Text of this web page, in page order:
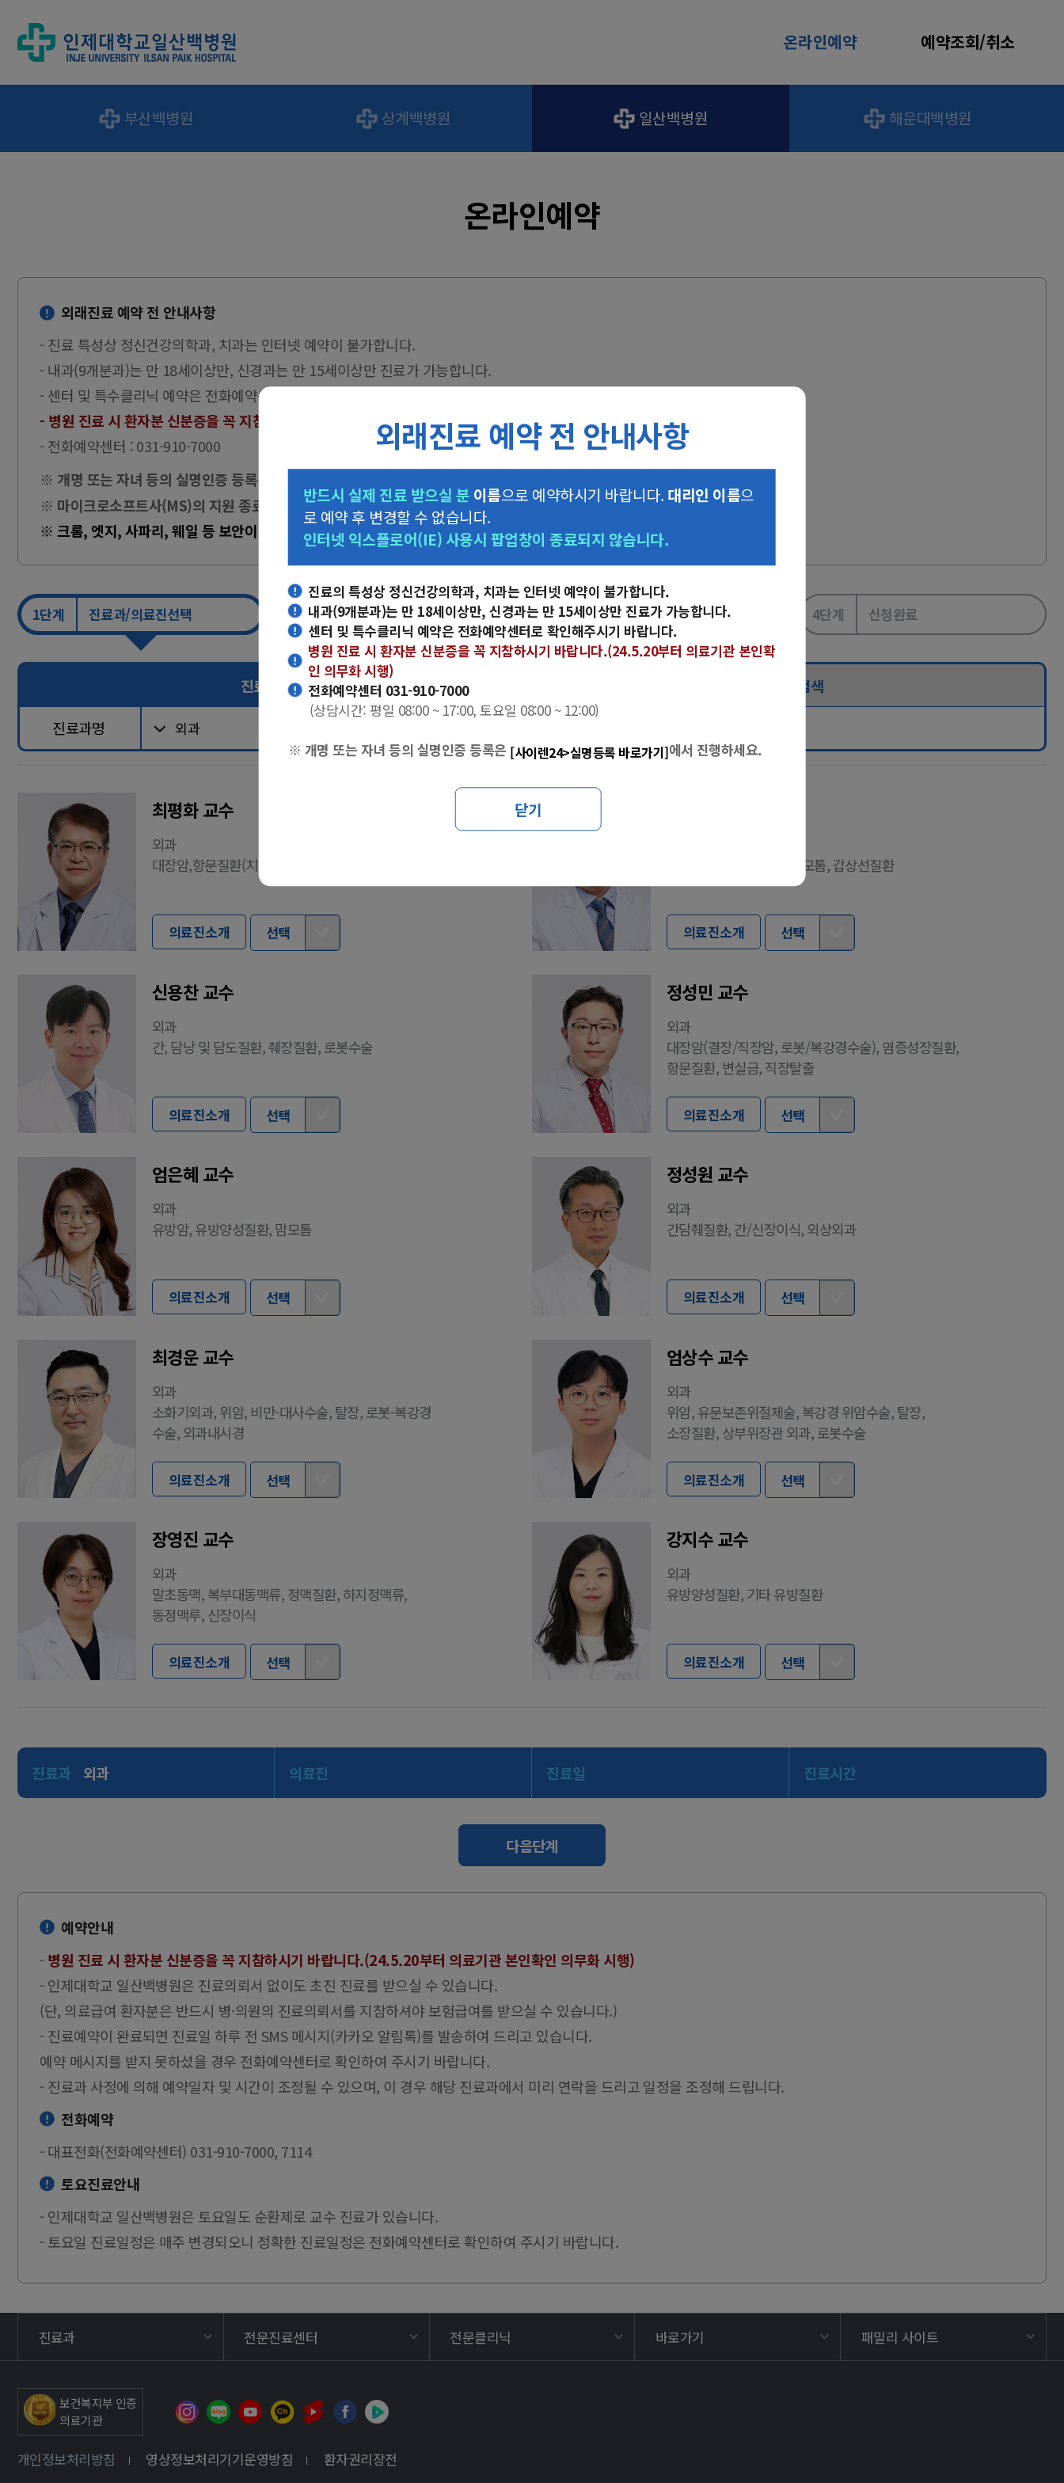
온라인예약 예약조회/취소
부산백병원 상계백병원 일산백병원 해운대백병원
외래진료 예약 전 안내사항
반드시 실제 진료 받으실 분 이름으로 예약하시기 바랍니다. 대리인 이름으
로 예약 후 변경할 수 없습니다.
인터넷 익스플로어(IE) 사용시 팝업창이 종료되지 않습니다.
진료의 특성상 정신건강의학과, 치과는 인터넷 예약이 불가합니다.
내과(9개분과)는 만 18세이상만, 신경과는 만 15세이상만 진료가 가능합니다.
센터 및 특수클리닉 예약은 전화예약센터로 확인해주시기 바랍니다.
병원 진료 시 환자분 신분증을 꼭 지참하시기 바랍니다.(24.5.20부터 의료기관 본인확
인 의무화 시행)
전화예약센터 031-910-7000
(상담시간: 평일 08:00 ~ 17:00, 토요일 08:00 ~ 12:00)
※ 개명 또는 자녀 등의 실명인증 등록은 [사이렌24>실명등록 바로가기]에서 진행하세요.
닫기
온라인예약
외래진료 예약 전 안내사항
- 진료 특성상 정신건강의학과, 치과는 인터넷 예약이 불가합니다.
- 내과(9개분과)는 만 18세이상만, 신경과는 만 15세이상만 진료가 가능합니다.
- 센터 및 특수클리닉 예약은 전화예약센터(031-910-7000)로 직접 통화 후 예약하시기 바랍니다.
- 병원 진료 시 환자분 신분증을 꼭 지참하시기 바랍니다.(24.5.20부터 의료기관 본인확인 의무화 시행)
- 전화예약센터 : 031-910-7000
※ 개명 또는 자녀 등의 실명인증 등록은
※ 마이크로소프트사(MS)의 지원 종료로 '인터넷 익스플로러(IE)'에서는 온라인 예약이 제한됩니다.
※ 크롬, 엣지, 사파리, 웨일 등 보안이 지원되는 최신 웹 브라우저를 사용하시기 바랍니다.
1단계 진료과/의료진선택 2단계 실명인증 3단계 날짜/진료시간선택 4단계 신청완료
진료과 선택 의료진 검색
진료과명
최평화 교수
외과
대장암,항문질환(치핵,치루,치열)
의료진소개 선택
유방암, 유방양성질환, 맘모톰, 갑상선질환
의료진소개 선택
신용찬 교수
외과
간, 담낭 및 담도질환, 췌장질환, 로봇수술
의료진소개 선택
정성민 교수
외과
대장암(결장/직장암, 로봇/복강경수술), 염증성장질환,
항문질환, 변실금, 직장탈출
의료진소개 선택
엄은혜 교수
외과
유방암, 유방양성질환, 맘모톰
의료진소개 선택
정성원 교수
외과
간담췌질환, 간/신장이식, 외상외과
의료진소개 선택
최경운 교수
외과
소화기외과, 위암, 비만-대사수술, 탈장, 로봇-복강경
수술, 외과내시경
의료진소개 선택
엄상수 교수
외과
위암, 유문보존위절제술, 복강경 위암수술, 탈장,
소장질환, 상부위장관 외과, 로봇수술
의료진소개 선택
장영진 교수
외과
말초동맥, 복부대동맥류, 정맥질환, 하지정맥류,
동정맥루, 신장이식
의료진소개 선택
강지수 교수
외과
유방양성질환, 기타 유방질환
의료진소개 선택
진료과 외과 의료진 진료일 진료시간
다음단계
예약안내
-병원 진료 시 환자분 신분증을 꼭 지참하시기 바랍니다.(24.5.20부터 의료기관 본인확인 의무화 시행)
- 인제대학교 일산백병원은 진료의뢰서 없이도 초진 진료를 받으실 수 있습니다.
(단, 의료급여 환자분은 반드시 병·의원의 진료의뢰서를 지참하셔야 보험급여를 받으실 수 있습니다.)
- 진료예약이 완료되면 진료일 하루 전 SMS 메시지(카카오 알림톡)를 발송하여 드리고 있습니다.
예약 메시지를 받지 못하셨을 경우 전화예약센터로 확인하여 주시기 바랍니다.
- 진료과 사정에 의해 예약일자 및 시간이 조정될 수 있으며, 이 경우 해당 진료과에서 미리 연락을 드리고 일정을 조정해 드립니다.
전화예약
- 대표전화(전화예약센터) 031-910-7000, 7114
토요진료안내
- 인제대학교 일산백병원은 토요일도 순환제로 교수 진료가 있습니다.
- 토요일 진료일정은 매주 변경되오니 정확한 진료일정은 전화예약센터로 확인하여 주시기 바랍니다.
진료과 전문진료센터 전문클리닉 바로가기 패밀리 사이트
보건복지부 인증
의료기관
개인정보처리방침 영상정보처리기기운영방침
환자권리장전